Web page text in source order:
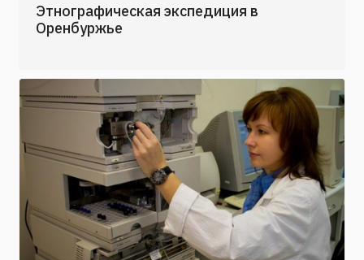
Этнографическая экспедиция в
Оренбуржье